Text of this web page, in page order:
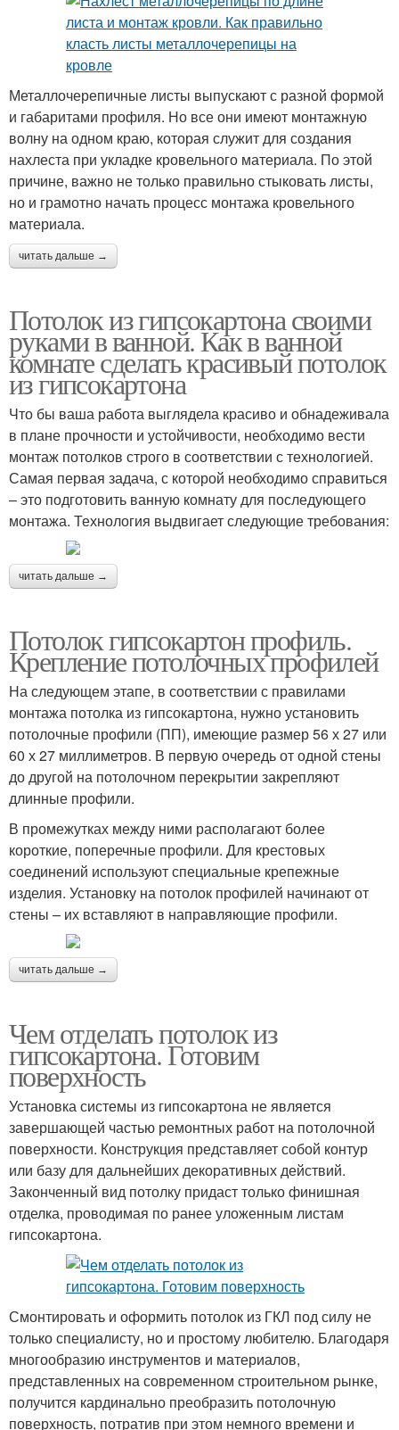
Металлочерепичные листы выпускают с разной формой
и габаритами профиля. Но все они имеют монтажную
волну на одном краю, которая служит для создания
нахлеста при укладке кровельного материала. По этой
причине, важно не только правильно стыковать листы,
но и грамотно начать процесс монтажа кровельного
материала.
читать дальше →
Потолок из гипсокартона своими
руками в ванной. Как в ванной
комнате сделать красивый потолок
из гипсокартона
Что бы ваша работа выглядела красиво и обнадеживала
в плане прочности и устойчивости, необходимо вести
монтаж потолков строго в соответствии с технологией.
Самая первая задача, с которой необходимо справиться
– это подготовить ванную комнату для последующего
монтажа. Технология выдвигает следующие требования:
читать дальше →
Потолок гипсокартон профиль.
Крепление потолочных профилей
На следующем этапе, в соответствии с правилами
монтажа потолка из гипсокартона, нужно установить
потолочные профили (ПП), имеющие размер 56 х 27 или
60 х 27 миллиметров. В первую очередь от одной стены
до другой на потолочном перекрытии закрепляют
длинные профили.
В промежутках между ними располагают более
короткие, поперечные профили. Для крестовых
соединений используют специальные крепежные
изделия. Установку на потолок профилей начинают от
стены – их вставляют в направляющие профили.
читать дальше →
Чем отделать потолок из
гипсокартона. Готовим
поверхность
Установка системы из гипсокартона не является
завершающей частью ремонтных работ на потолочной
поверхности. Конструкция представляет собой контур
или базу для дальнейших декоративных действий.
Законченный вид потолку придаст только финишная
отделка, проводимая по ранее уложенным листам
гипсокартона.
Смонтировать и оформить потолок из ГКЛ под силу не
только специалисту, но и простому любителю. Благодаря
многообразию инструментов и материалов,
представленных на современном строительном рынке,
получится кардинально преобразить потолочную
поверхность, потратив при этом немного времени и